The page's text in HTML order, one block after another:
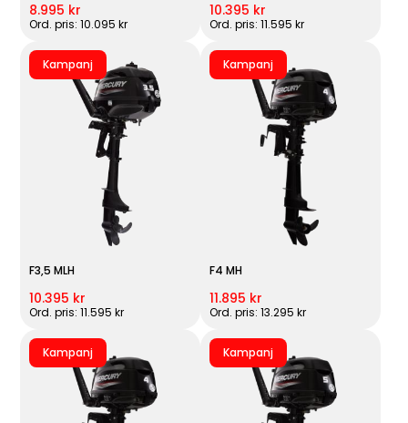
8.995 kr
Ord. pris: 10.095 kr
10.395 kr
Ord. pris: 11.595 kr
Kampanj
F3,5 MLH
10.395 kr
Ord. pris: 11.595 kr
Kampanj
F4 MH
11.895 kr
Ord. pris: 13.295 kr
Kampanj Kampanj